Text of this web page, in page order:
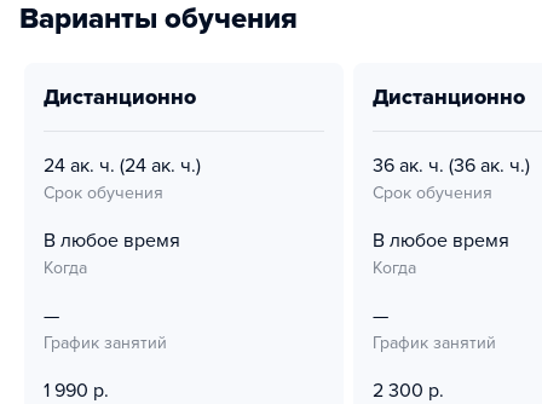
Варианты обучения
дистанционно
24 ак. ч. (24 ак. ч.)
Срок обучения
В любое время
Когда
—
График занятий
1 990 р.
дистанционно
36 ак. ч. (36 ак. ч.)
Срок обучения
В любое время
Когда
—
График занятий
2 300 р.